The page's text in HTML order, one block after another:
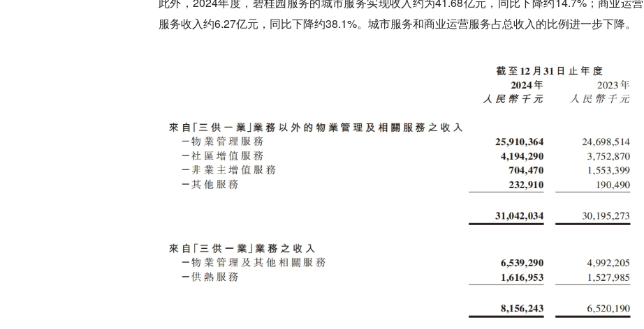
服务收入约6.27亿元，同比下降约38.1%。城市服务和商业运营服务占总收入的比例进一步下降。